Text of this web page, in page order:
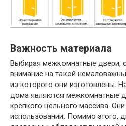
Важность материала
Выбирая межкомнатные двери,
внимание на такой
из которого они изготовлены.
дома являются межкомнатные
крепкого цельного массива.
использовании. Помимо этого,